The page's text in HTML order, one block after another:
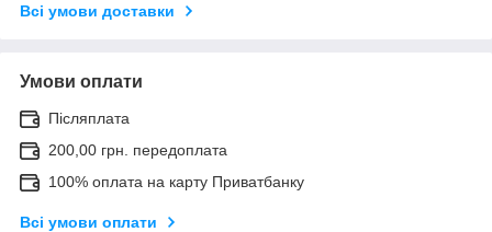
Всі умови доставки
Умови оплати
Післяплата
200,00 грн. передоплата
100% оплата на карту Приватбанку
Всі умови оплати